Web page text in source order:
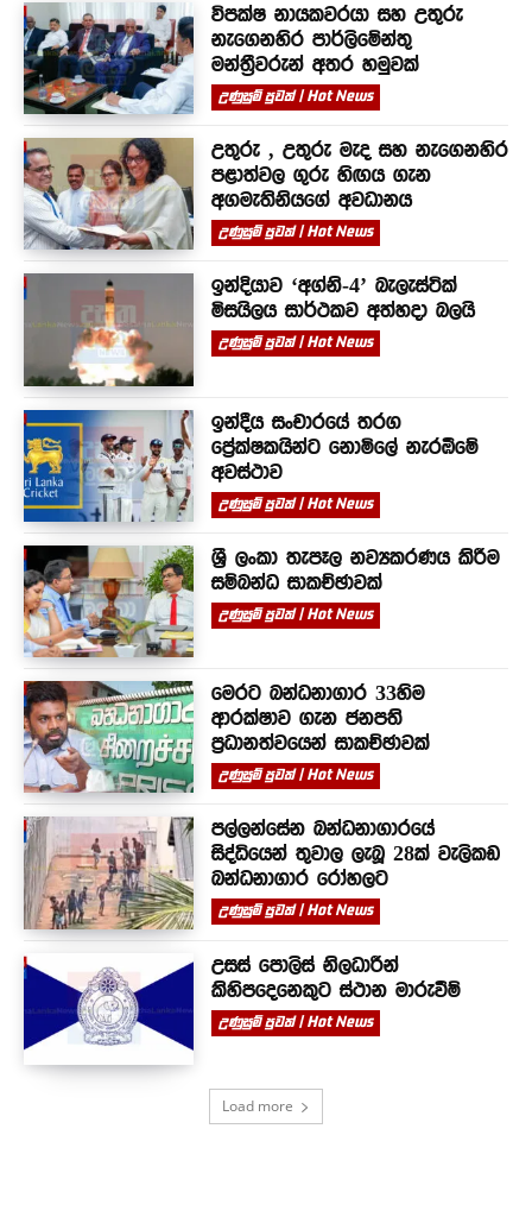
විපක්ෂ නායකවරයා සහ උතුරු
නැගෙනහිර පාර්ලිමේන්තු
මන්ත්‍රීවරුන් අතර හමුවක්
උණුසුම් පුවත් | Hot News
උතුරු , උතුරු මැද සහ නැගෙනහිර
පළාත්වල ගුරු හිඟය ගැන
අගමැතිනියගේ අවධානය
උණුසුම් පුවත් | Hot News
ඉන්දියාව ‘අග්නි-4’ බැලැස්ටික්
මිසයිලය සාර්ථකව අත්හදා බලයි
උණුසුම් පුවත් | Hot News
ඉන්දීය සංචාරයේ තරග
ප්‍රේක්ෂකයින්ට නොමිලේ නැරඹීමේ
අවස්ථාව
උණුසුම් පුවත් | Hot News
ශ්‍රී ලංකා තැපෑල නව්‍යකරණය කිරීම
සම්බන්ධ සාකච්ඡාවක්
උණුසුම් පුවත් | Hot News
මෙරට බන්ධනාගාර 33හිම
ආරක්ෂාව ගැන ජනපති
ප්‍රධානත්වයෙන් සාකච්ඡාවක්
උණුසුම් පුවත් | Hot News
පල්ලන්සේන බන්ධනාගාරයේ
සිද්ධියෙන් තුවාල ලැබූ 28ක් වැලිකඩ
බන්ධනාගාර රෝහලට
උණුසුම් පුවත් | Hot News
උසස් පොලිස් නිලධාරීන්
කිහිපදෙනෙකුට ස්ථාන මාරුවීම්
උණුසුම් පුවත් | Hot News
Load more